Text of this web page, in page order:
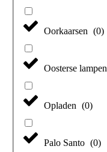
Oorkaarsen (0)
Oosterse lampen
Opladen (0)
Palo Santo (0)